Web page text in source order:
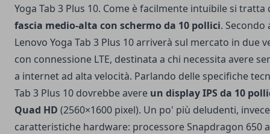
Yoga Tab 3 Plus 10. Come è facilmente intuibile si tratta
fascia medio-alta con schermo da 10 pollici. Secondo
Lenovo Yoga Tab 3 Plus 10 arriverà sul mercato in due
con connessione LTE, destinata a chi necessita avere
a internet ad alta velocità. Parlando delle specifiche
Tab 3 Plus 10 dovrebbe avere un display IPS da 10
Quad HD (2560×1600 pixel). Un po' più deludenti,
caratteristiche hardware: processore Snapdragon 650 a